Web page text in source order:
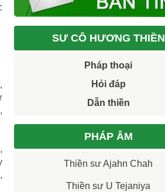
SƯ CÔ HƯƠNG THIỀN
Pháp thoại
Hỏi đáp
Dẫn thiền
PHÁP ÂM
Thiền sư Ajahn Chah
Thiền sư U Tejaniya